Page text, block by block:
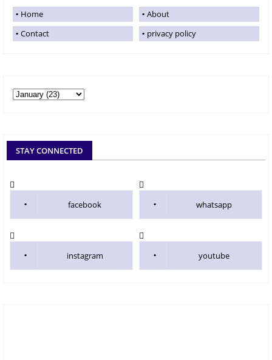
Home
About
Contact
privacy policy
STAY CONNECTED
facebook whatsapp
instagram youtube